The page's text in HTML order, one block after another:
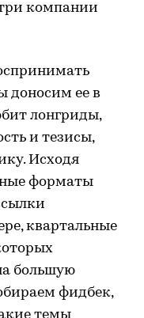
компании
доносим ее в
лонгриды,
и тезисы,
Исходя
форматы
квартальные
большую
фидбек,